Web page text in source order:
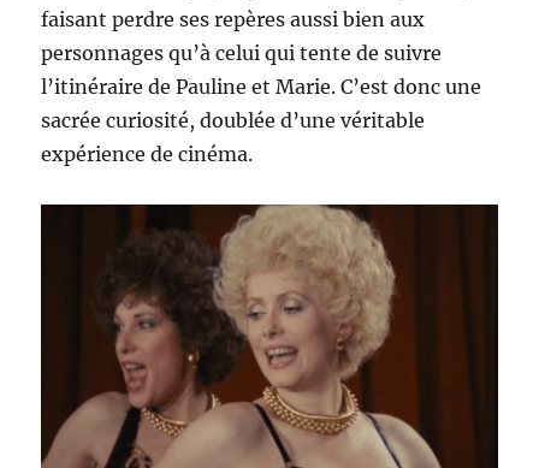
faisant perdre ses repères aussi bien aux
personnages qu’à celui qui tente de suivre
l’itinéraire de Pauline et Marie. C’est donc une
sacrée curiosité, doublée d’une véritable
expérience de cinéma.